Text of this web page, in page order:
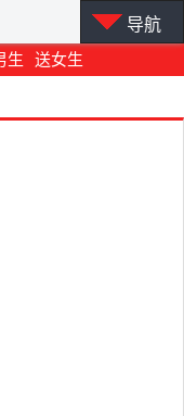
生 送女生
导航